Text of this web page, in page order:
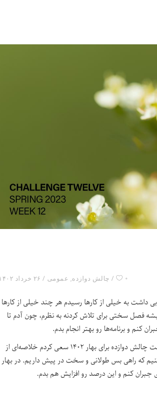
۲۶ خرداد ۱۴۰۲ چالش دوازده, عمومی ۰
به خیلی از کارها رسیدم هر چند خیلی از کارها
فصل سختی برای تلاش کردنه به نظرم، چون آدم تا
کنم و برنامه‌ها رو بهتر انجام بدم.
دیگه به صورت جداگانه در این پست درباره‌ی کارهایی که کردم نمی‌نویسم چون در قسمت چالش دوازده برای بهار ۱۴۰۲ سعی کردم خلاصه‌ای از
که راهی بس طولانی و سخت در پیش داریم. در بهار